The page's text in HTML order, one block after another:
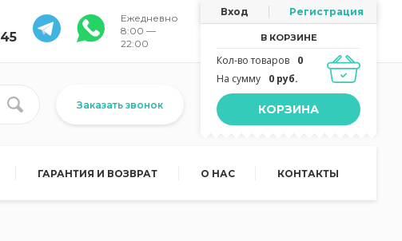
Ежедневно
8:00 —
22:00
Вход Регистрация
В КОРЗИНЕ
Кол-во товаров
0
На сумму
0 руб.
КОРЗИНА
Заказать звонок
ГАРАНТИЯ И ВОЗВРАТ О НАС КОНТАКТЫ